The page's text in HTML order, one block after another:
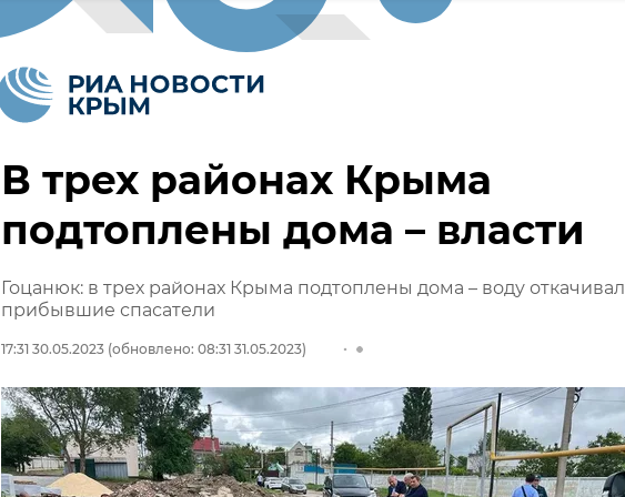
В трех районах Крыма
подтоплены дома – власти
Гоцанюк: в трех районах Крыма подтоплены дома – воду
прибывшие спасатели
17:31 30.05.2023 (обновлено: 08:31 31.05.2023)